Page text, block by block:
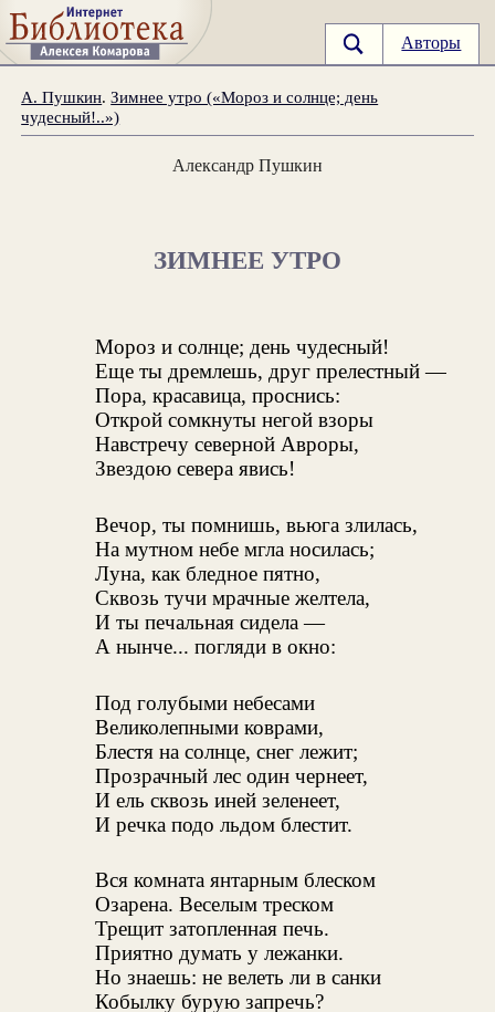
Авторы
А. Пушкин.Зимнее утро («Мороз и солнце; день
чудесный!..»)
Александр Пушкин
ЗИМНЕЕ УТРО
Мороз и солнце; день чудесный!
Еще ты дремлешь, друг прелестный —
Пора, красавица, проснись:
Открой сомкнуты негой взоры
Навстречу северной Авроры,
Звездою севера явись!
Вечор, ты помнишь, вьюга злилась,
На мутном небе мгла носилась;
Луна, как бледное пятно,
Сквозь тучи мрачные желтела,
И ты печальная сидела —
А нынче... погляди в окно:
Под голубыми небесами
Великолепными коврами,
Блестя на солнце, снег лежит;
Прозрачный лес один чернеет,
И ель сквозь иней зеленеет,
И речка подо льдом блестит.
Вся комната янтарным блеском
Озарена. Веселым треском
Трещит затопленная печь.
Приятно думать у лежанки.
Но знаешь: не велеть ли в санки
Кобылку бурую запречь?